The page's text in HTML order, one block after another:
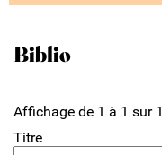
Biblio
Affichage de 1 à 1 sur 1
Titre